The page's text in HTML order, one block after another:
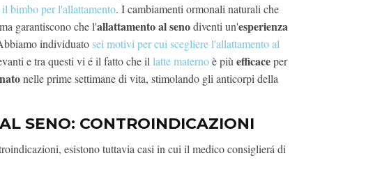
bimbo per l'allattamento. I cambiamenti ormonali naturali che
garantiscono che l'allattamento al senodiventi un'esperienza
individuatosei motivi per cui scegliere l'allattamento al
e tra questi vi é il fatto che il latte maternoè più efficaceper
nelle prime settimane di vita, stimolando gli anticorpi della
SENO: CONTROINDICAZIONI
esistono tuttavia casi in cui il medico consiglierá di